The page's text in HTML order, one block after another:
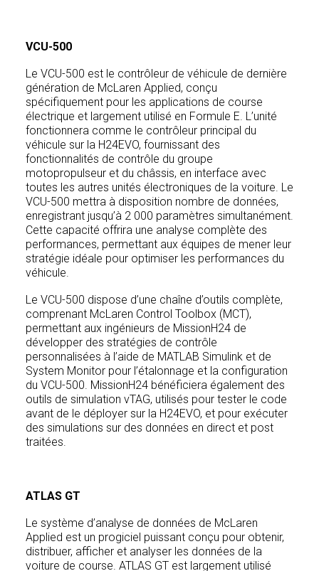
VCU-500
Le VCU-500 est le contrôleur de véhicule de dernière
génération de McLaren Applied, conçu
spécifiquement pour les applications de course
électrique et largement utilisé en Formule E. L’unité
fonctionnera comme le contrôleur principal du
véhicule sur la H24EVO, fournissant des
fonctionnalités de contrôle du groupe
motopropulseur et du châssis, en interface avec
toutes les autres unités électroniques de la voiture. Le
VCU-500 mettra à disposition nombre de données,
enregistrant jusqu’à 2 000 paramètres simultanément.
Cette capacité offrira une analyse complète des
performances, permettant aux équipes de mener leur
stratégie idéale pour optimiser les performances du
véhicule.
Le VCU-500 dispose d’une chaîne d’outils complète,
comprenant McLaren Control Toolbox (MCT),
permettant aux ingénieurs de MissionH24 de
développer des stratégies de contrôle
personnalisées à l’aide de MATLAB Simulink et de
System Monitor pour l’étalonnage et la configuration
du VCU-500. MissionH24 bénéficiera également des
outils de simulation vTAG, utilisés pour tester le code
avant de le déployer sur la H24EVO, et pour exécuter
des simulations sur des données en direct et post
traitées.
ATLAS GT
Le système d’analyse de données de McLaren
Applied est un progiciel puissant conçu pour obtenir,
distribuer, afficher et analyser les données de la
voiture de course. ATLAS GT est largement utilisé